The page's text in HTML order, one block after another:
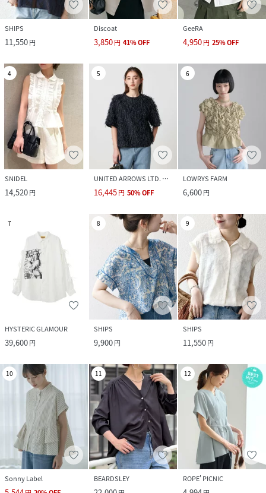
SHIPS
11,550円
Discoat
3,850円 41%OFF
GeeRA
4,950円 25%OFF
4
SNIDEL
14,520円
5
UNITED ARROWS LTD. OUTLET
16,445円 50%OFF
6
LOWRYS FARM
6,600円
7
HYSTERIC GLAMOUR
39,600円
8
SHIPS
9,900円
9
SHIPS
11,550円
10
Sonny Label
11
BEARDSLEY
12
ROPE' PICNIC